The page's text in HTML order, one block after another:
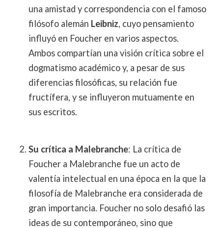
una amistad y correspondencia con el famoso
filósofo alemán Leibniz, cuyo pensamiento
influyó en Foucher en varios aspectos.
Ambos compartían una visión crítica sobre el
dogmatismo académico y, a pesar de sus
diferencias filosóficas, su relación fue
fructífera, y se influyeron mutuamente en
sus escritos.
Su crítica a Malebranche: La crítica de
Foucher a Malebranche fue un acto de
valentía intelectual en una época en la que la
filosofía de Malebranche era considerada de
gran importancia. Foucher no solo desafió las
ideas de su contemporáneo, sino que